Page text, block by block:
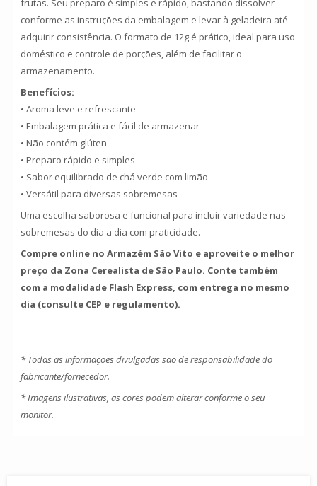
conforme as instruções da embalagem e levar à geladeira até
adquirir consistência. O formato de 12g é prático, ideal para uso
doméstico e controle de porções, além de facilitar o
armazenamento.
Benefícios:
• Aroma leve e refrescante
• Embalagem prática e fácil de armazenar
• Não contém glúten
• Preparo rápido e simples
• Sabor equilibrado de chá verde com limão
• Versátil para diversas sobremesas
Uma escolha saborosa e funcional para incluir variedade nas
sobremesas do dia a dia com praticidade.
Compre online no Armazém São Vito e aproveite o melhor
preço da Zona Cerealista de São Paulo. Conte também
com a modalidade Flash Express, com entrega no mesmo
dia (consulte CEP e regulamento).
* Todas as informações divulgadas são de responsabilidade do
fabricante/fornecedor.
* Imagens ilustrativas, as cores podem alterar conforme o seu
monitor.